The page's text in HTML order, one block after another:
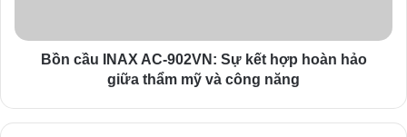
Bồn cầu INAX AC-902VN: Sự kết hợp hoàn hảo
giữa thẩm mỹ và công năng